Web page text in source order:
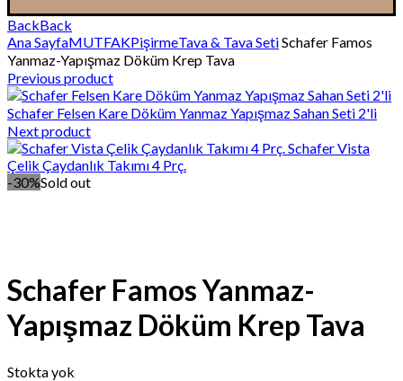
BackBack
Ana SayfaMUTFAKPişirmeTava & Tava SetiSchafer Famos
Yanmaz-Yapışmaz Döküm Krep Tava
Previous product
Schafer Felsen Kare Döküm Yanmaz Yapışmaz Sahan Seti 2'li
Next product
Schafer Vista
Çelik Çaydanlık Takımı 4 Prç.
-30%Sold out
Schafer Famos Yanmaz-
Yapışmaz Döküm Krep Tava
Stokta yok